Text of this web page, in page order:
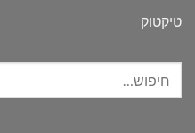
טיקטוק